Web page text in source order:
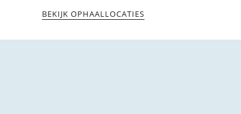
BEKIJK OPHAALLOCATIES